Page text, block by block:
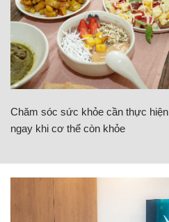
Chăm sóc sức khỏe cần thực hiện
ngay khi cơ thể còn khỏe